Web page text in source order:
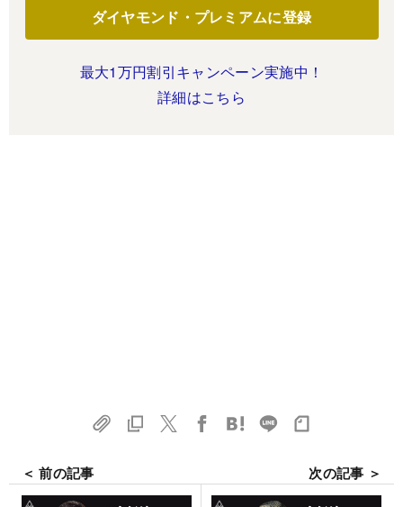
ダイヤモンド・プレミアムに登録
最大1万円割引キャンペーン実施中！
詳細はこちら
＜ 前の記事 次の記事 ＞